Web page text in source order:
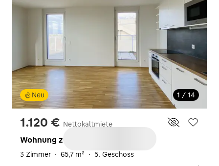
1 / 14
Neu
1.120 € Nettokaltmiete
Wohnung zur Miete
3 Zimmer · 65,7 m² · 5. Geschoss